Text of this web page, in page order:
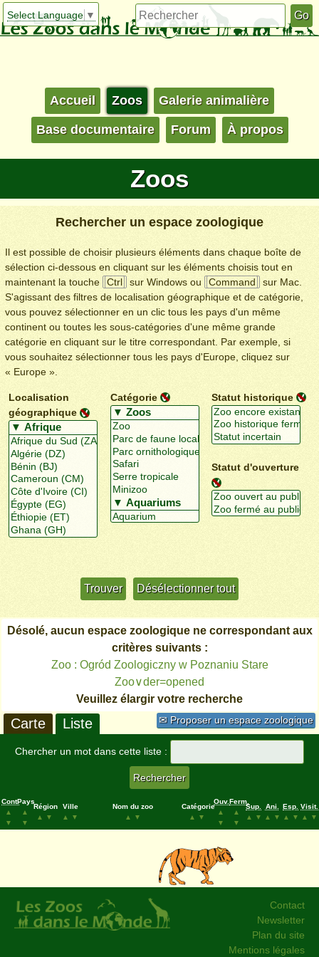
Select Language ▼
Accueil Zoos Galerie animalière
Base documentaire Forum À propos
Zoos
Rechercher un espace zoologique
Il est possible de choisir plusieurs éléments dans chaque boîte de
sélection ci-dessous en cliquant sur les éléments choisis tout en
maintenant la touche
Ctrl sur Windows ou Command
sur Mac.
S'agissant des filtres de localisation géographique et de catégorie,
vous pouvez sélectionner en un clic tous les pays d'un même
continent ou toutes les sous-catégories d'une même grande
catégorie en cliquant sur le titre correspondant. Par exemple, si
vous souhaitez sélectionner tous les pays d'Europe, cliquez sur
« Europe ».
Localisation
géographique
Catégorie Statut historique
Statut d'ouverture
Désolé, aucun espace zoologique ne correspondant aux
critères suivants :
Zoo : Ogród Zoologiczny w Poznaniu Stare
Zoo∨der=opened
Veuillez élargir votre recherche
✉ Proposer un espace zoologique
Carte Liste
Chercher un mot dans cette liste :
Cont.
▲
▼
Pays
▲
▼
Région
▲
▼
Ville
▲
▼
Nom du zoo
▲
▼
Catégorie
▲
▼
Ouv.
▲
▼
Ferm.
▲
▼
Sup.
▲
▼
Ani.
▲
▼
Esp.
▲
▼
Visit.
▲
▼
Contact
Newsletter
Plan du site
Mentions légales